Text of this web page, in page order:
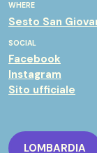
WHERE
Sesto San
SOCIAL
Facebook
Instagram
Sito ufficiale
LOMBARDIA